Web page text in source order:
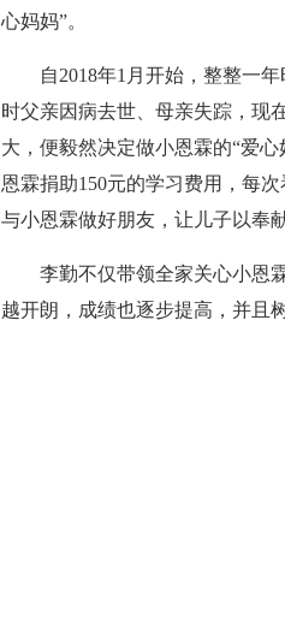
心妈妈”。
自2018年1月开始，整整一
时父亲因病去世、母亲失踪，现
大，便毅然决定做小恩霖的“爱
恩霖捐助150元的学习费用，每
与小恩霖做好朋友，让儿子以奉
李勤不仅带领全家关心小恩
越开朗，成绩也逐步提高，并且